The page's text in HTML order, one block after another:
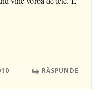
RĂSPUNDE